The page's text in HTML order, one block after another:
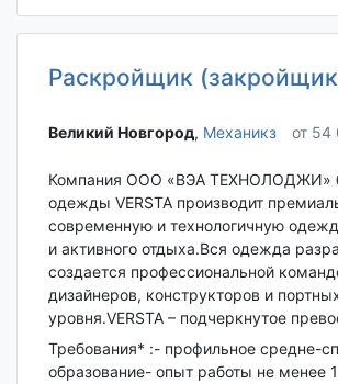
Раскройщик
Великий Новгород‎, Механикз от 54
Компания ООО «ВЭА ТЕХНОЛОДЖИ»
одежды VERSTA производит
современную и технологичную
и активного отдыха.Вся одежда
создается профессиональной
дизайнеров, конструкторов и
уровня.VERSTA – подчеркнутое
Требования* :- профильное средне-
образование- опыт работы не менее